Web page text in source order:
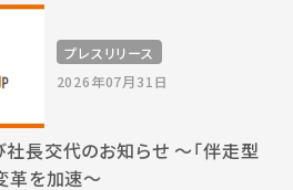
プレスリリース
2026年07月31日
長交代のお知らせ 〜「伴走型
革を加速〜